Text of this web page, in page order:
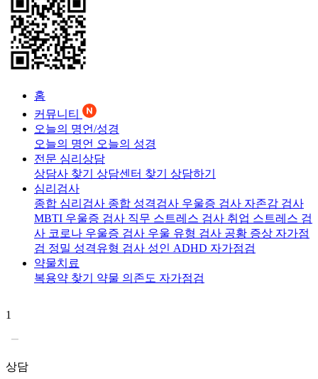
홈
커뮤니티
오늘의 명언/성경
오늘의 명언 오늘의 성경
전문 심리상담
상담사 찾기 상담센터 찾기 상담하기
심리검사
종합 심리검사 종합 성격검사 우울증 검사 자존감 검사
MBTI 우울증 검사 직무 스트레스 검사 취업 스트레스 검
사 코로나 우울증 검사 우울 유형 검사 공황 증상 자가점
검 정밀 성격유형 검사 성인 ADHD 자가점검
약물치료
복용약 찾기 약물 의존도 자가점검
1
상담